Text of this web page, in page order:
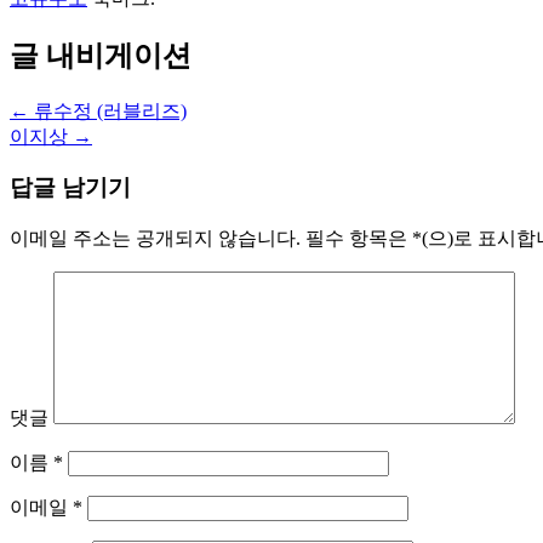
글 내비게이션
← 류수정 (러블리즈)
이지상 →
답글 남기기
이메일 주소는 공개되지 않습니다. 필수 항목은 *(으)로 표시합
댓글
이름 *
이메일 *